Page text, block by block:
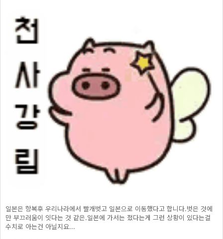
일본은 항복후 우리나라에서 빨개벗고 일본으로 이동했다고 합니다.벗은 것에
만 부끄러움이 잇다는 것 같은.일본에 가서는 졌다는게 그런 상황이 있다는걸
수치로 아는건 아닐지요...